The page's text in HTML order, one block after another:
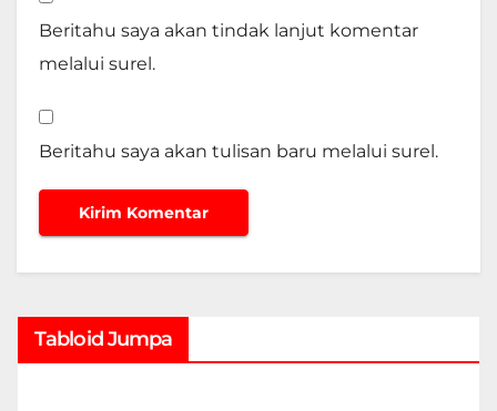
Beritahu saya akan tindak lanjut komentar
melalui surel.
Beritahu saya akan tulisan baru melalui surel.
Tabloid Jumpa